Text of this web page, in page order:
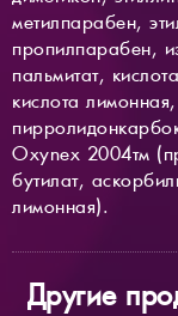
метилпарабен,
пропилпарабен,
пальмитат,
кислота
Oxynex 2004тм
бутилат,
лимонная).
Другие